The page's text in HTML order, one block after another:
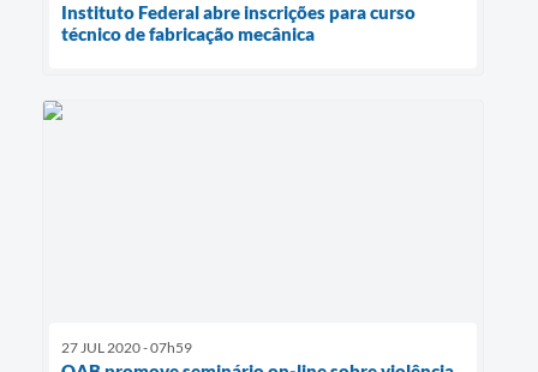
Instituto Federal abre inscrições para curso
técnico de fabricação mecânica
27 JUL 2020 - 07h59